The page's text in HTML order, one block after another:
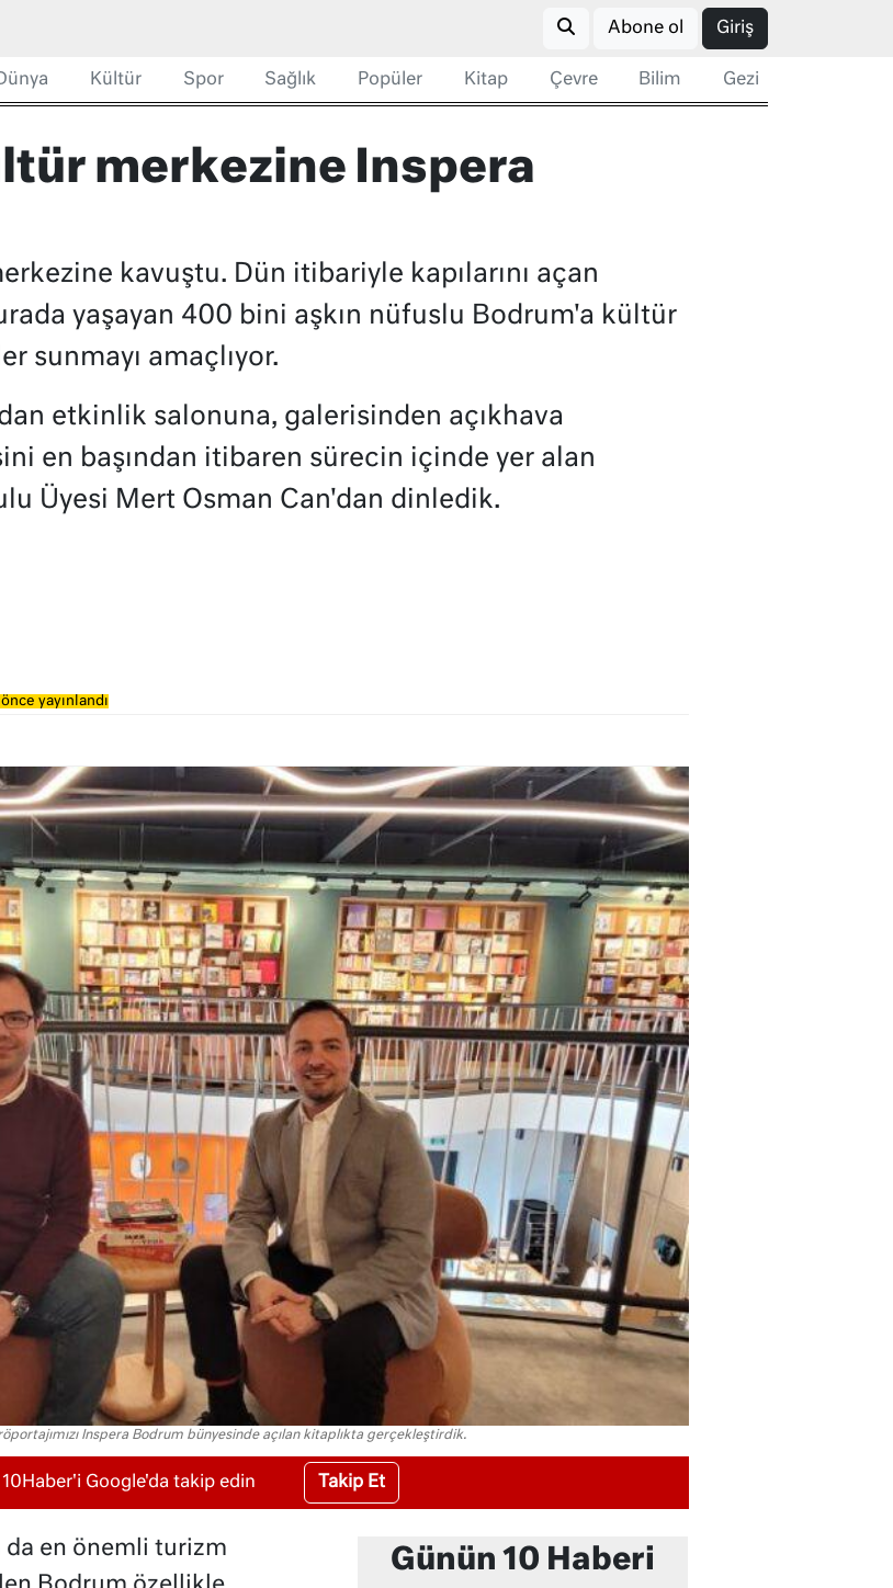
Abone ol Giriş
Kültür Spor Sağlık Popüler Kitap Çevre Bilim Gezi
merkezine Inspera
kavuştu. Dün itibariyle kapılarını açan
yaşayan 400 bini aşkın nüfuslu Bodrum'a kültür
sunmayı amaçlıyor.
etkinlik salonuna, galerisinden açıkhava
en başından itibaren sürecin içinde yer alan
Üyesi Mert Osman Can'dan dinledik.
yayınlandı
Inspera Bodrum bünyesinde açılan kitaplıkta gerçekleştirdik.
10Haber'i Google'da takip edin Takip Et
da en önemli turizm
Günün 10 Haberi